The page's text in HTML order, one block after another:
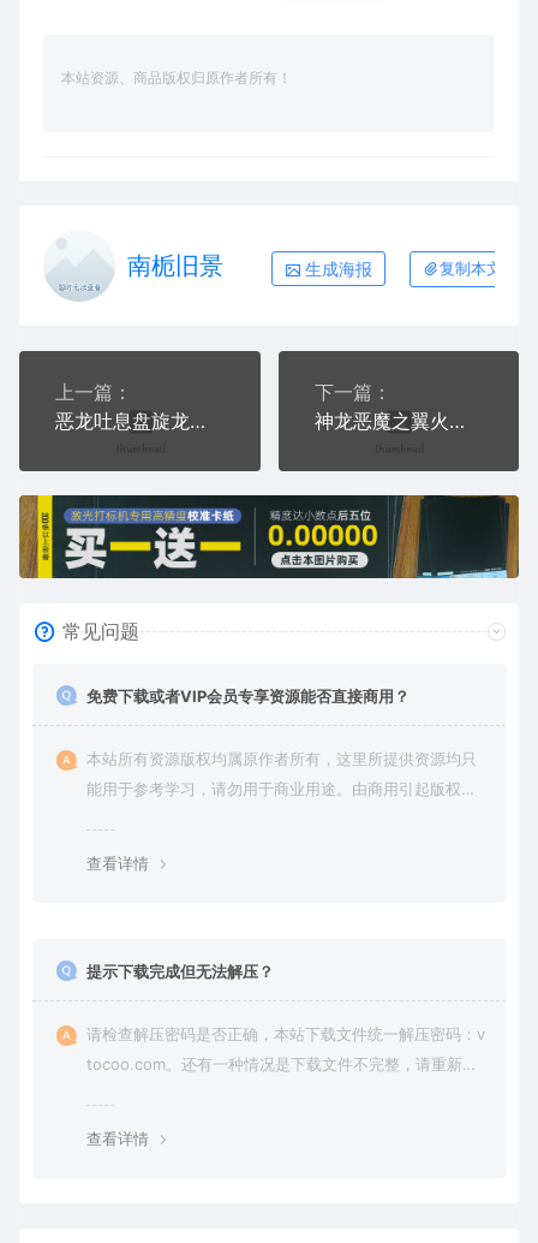
本站资源、商品版权归原作者所有！
南栀旧景 生成海报 复制本文链接
上一篇：
恶龙吐息盘旋龙族AI8.0格式激光打标文件通用矢量图
下一篇：
神龙恶魔之翼火龙果AI8.0格式激光打标文件通用矢量图
常见问题
免费下载或者VIP会员专享资源能否直接商用？
本站所有资源版权均属原作者所有，这里所提供资源均只
能用于参考学习，请勿用于商业用途。由商用引起版权纠
查看详情
提示下载完成但无法解压？
请检查解压密码是否正确，本站下载文件统一解压密码：v
tocoo.com。还有一种情况是下载文件不完整，请重新下
查看详情